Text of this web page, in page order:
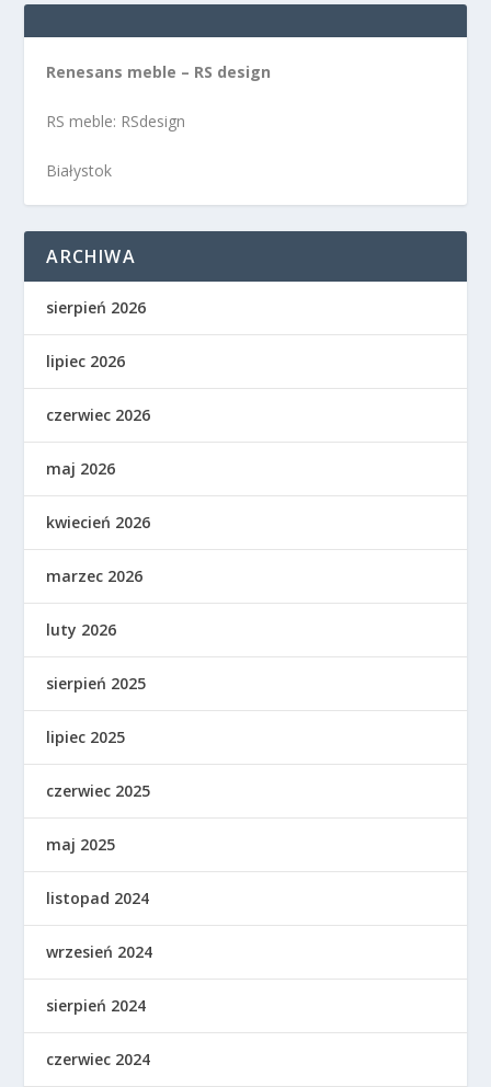
Renesans meble – RS design
RS meble: RSdesign
Białystok
ARCHIWA
sierpień 2026
lipiec 2026
czerwiec 2026
maj 2026
kwiecień 2026
marzec 2026
luty 2026
sierpień 2025
lipiec 2025
czerwiec 2025
maj 2025
listopad 2024
wrzesień 2024
sierpień 2024
czerwiec 2024